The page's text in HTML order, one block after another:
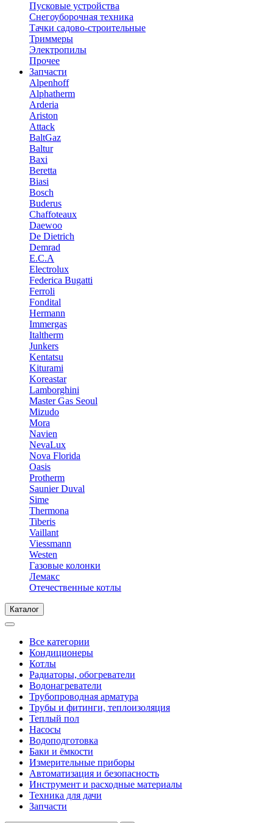
Пусковые устройства
Снегоуборочная техника
Тачки садово-строительные
Триммеры
Электропилы
Прочее
Запчасти
Alpenhoff
Alphatherm
Arderia
Ariston
Attack
BaltGaz
Baltur
Baxi
Beretta
Biasi
Bosch
Buderus
Chaffoteaux
Daewoo
De Dietrich
Demrad
E.C.A
Electrolux
Federica Bugatti
Ferroli
Fondital
Hermann
Immergas
Italtherm
Junkers
Kentatsu
Kiturami
Koreastar
Lamborghini
Master Gas Seoul
Mizudo
Mora
Navien
NevaLux
Nova Florida
Oasis
Protherm
Saunier Duval
Sime
Thermona
Tiberis
Vaillant
Viessmann
Westen
Газовые колонки
Лемакс
Отечественные котлы
Каталог
Все категории
Кондиционеры
Котлы
Радиаторы, обогреватели
Водонагреватели
Трубопроводная арматура
Трубы и фитинги, теплоизоляция
Теплый пол
Насосы
Водоподготовка
Баки и ёмкости
Измерительные приборы
Автоматизация и безопасность
Инструмент и расходные материалы
Техника для дачи
Запчасти